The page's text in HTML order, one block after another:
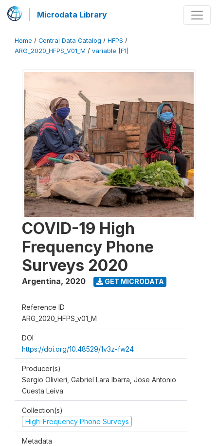
Microdata Library
Home / Central Data Catalog / HFPS /
ARG_2020_HFPS_V01_M / variable [F1]
COVID-19 High
Frequency Phone
Surveys 2020
Argentina, 2020 GET MICRODATA
Reference ID
ARG_2020_HFPS_v01_M
DOI
https://doi.org/10.48529/1v3z-fw24
Producer(s)
Sergio Olivieri, Gabriel Lara Ibarra, Jose Antonio
Cuesta Leiva
Collection(s)
High-Frequency Phone Surveys
Metadata